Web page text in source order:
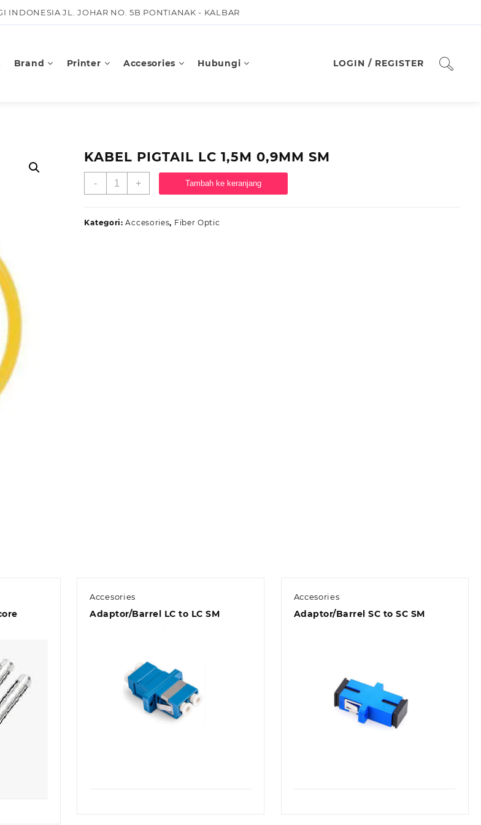
INDONESIA JL. JOHAR NO. 5B PONTIANAK - KALBAR
Brand Printer Accesories Hubungi LOGIN / REGISTER
KABEL PIGTAIL LC 1,5M 0,9MM SM
-
Kuantitas
1,5M
+ Tambah ke keranjang
Kategori:Accesories, Fiber Optic
Accesories
Adaptor/Barrel LC to LC SM
Accesories
Adaptor/Barrel SC to SC SM